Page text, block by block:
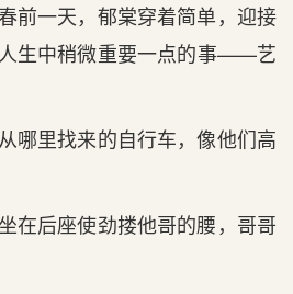
前一天，郁棠穿着简单，迎接
生中稍微重要一点的事——艺
哪里找来的自行车，像他们高
在后座使劲搂他哥的腰，哥哥